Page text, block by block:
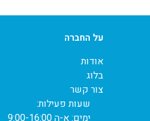
על החברה
אודות
בלוג
צור קשר
שעות פעילות:
ימים: א-ה 9:00-16:00